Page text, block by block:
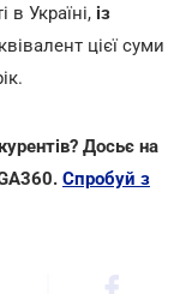
в Україні, із
цієї суми
Досьє на
Спробуй з